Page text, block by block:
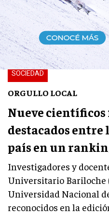
SOCIEDAD
ORGULLO LOCAL
Nueve
destacados entre
país en un
Investigadores y
Universitario Bariloche
Universidad Nacional
reconocidos en la